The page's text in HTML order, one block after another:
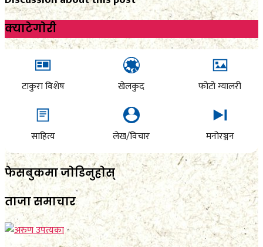
क्याटेगाेरी
टाकुरा विशेष खेलकुद फोटो ग्यालरी
साहित्य लेख/विचार मनोरञ्जन
फेसबुकमा जाेडिनुहाेस्
ताजा समाचार